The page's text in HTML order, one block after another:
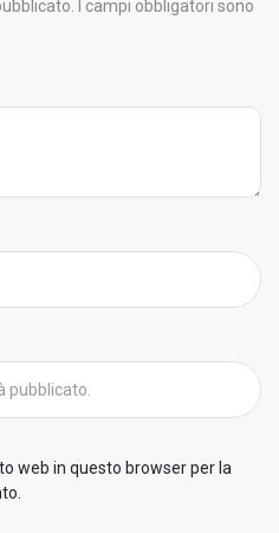
I campi obbligatori sono
web in questo browser per la